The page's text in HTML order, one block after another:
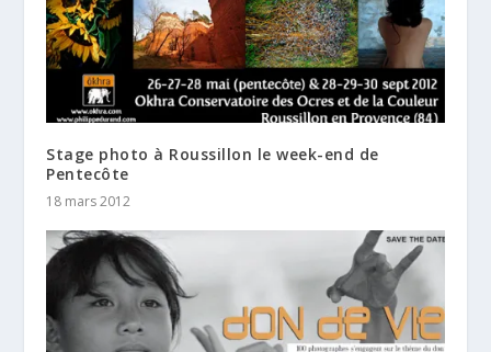
Stage photo à Roussillon le week-end de
Pentecôte
18 mars 2012